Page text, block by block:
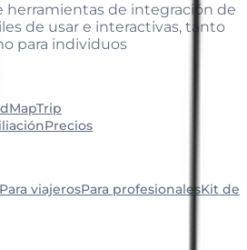
herramientas de integración de
de usar e interactivas, tanto
para individuos
Trip
Precios
Para viajerosPara profesionalesKit de